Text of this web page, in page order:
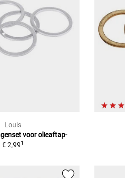
Louis
voor olieaftap-
€ 2,991